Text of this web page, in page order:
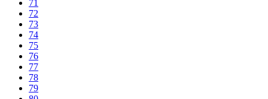
71
72
73
74
75
76
77
78
79